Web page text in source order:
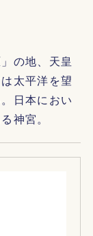
の地、天皇
太平洋を望
日本におい
神宮。